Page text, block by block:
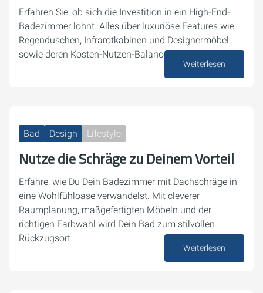
Erfahren Sie, ob sich die Investition in ein High-End-
Badezimmer lohnt. Alles über luxuriöse Features wie
Regenduschen, Infrarotkabinen und Designermöbel
sowie deren Kosten-Nutzen-Balance.
Weiterlesen
Bad Design Lifestyle
Nutze die Schräge zu Deinem Vorteil
Erfahre, wie Du Dein Badezimmer mit Dachschräge in
eine Wohlfühloase verwandelst. Mit cleverer
Raumplanung, maßgefertigten Möbeln und der
richtigen Farbwahl wird Dein Bad zum stilvollen
Rückzugsort.
Weiterlesen